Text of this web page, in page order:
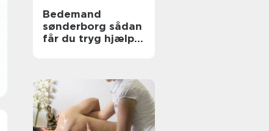
Bedemand
sønderborg sådan
får du tryg hjælp i